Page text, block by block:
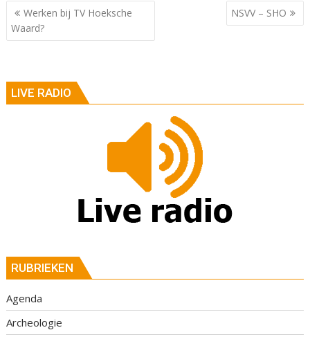
Berichtnavigatie
Werken bij TV Hoeksche
Waard?
NSVV – SHO
LIVE RADIO
RUBRIEKEN
Agenda
Archeologie